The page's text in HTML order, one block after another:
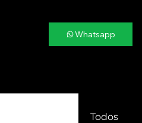
Whatsapp
Todos